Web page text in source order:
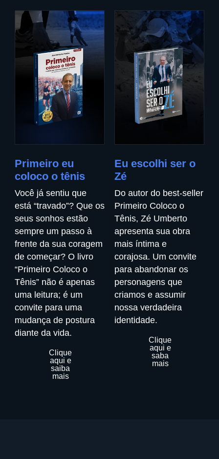
Primeiro eu
coloco o tênis
Você já sentiu que
está “travado”? Que os
seus sonhos estão
sempre um passo à
frente da sua coragem
de começar? O livro
“Primeiro Coloco o
Tênis” não é apenas
uma leitura; é um
convite para uma
mudança de postura
diante da vida.
Clique
aqui e
saiba
mais
Eu escolhi ser o
Zé
Do autor do best-seller
Primeiro Coloco o
Tênis, Zé Umberto
apresenta sua obra
mais íntima e
corajosa. Um convite
para abandonar os
personagens que
criamos e assumir
nossa verdadeira
identidade.
Clique
aqui e
saba
mais